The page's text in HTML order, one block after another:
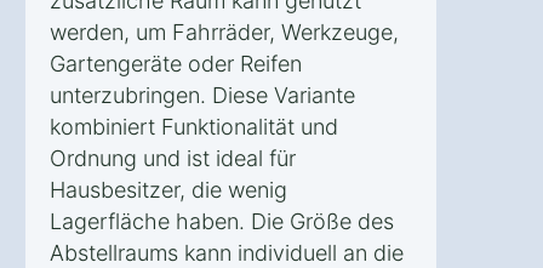
werden, um Fahrräder, Werkzeuge,
Gartengeräte oder Reifen
unterzubringen. Diese Variante
kombiniert Funktionalität und
Ordnung und ist ideal für
Hausbesitzer, die wenig
Lagerfläche haben. Die Größe des
Abstellraums kann individuell an die